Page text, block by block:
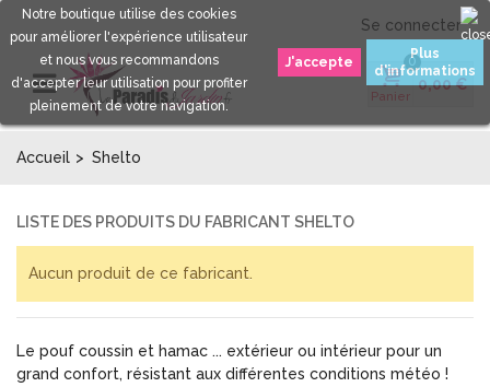
Se connecter
Panier
0
0,00 €
Notre boutique utilise des cookies
pour améliorer l'expérience utilisateur
et nous vous recommandons
d'accepter leur utilisation pour profiter
pleinement de votre navigation.
Plus
d'informations
Accueil > Shelto
LISTE DES PRODUITS DU FABRICANT SHELTO
Aucun produit de ce fabricant.
Le pouf coussin et hamac ... extérieur ou intérieur pour un
grand confort, résistant aux différentes conditions météo !